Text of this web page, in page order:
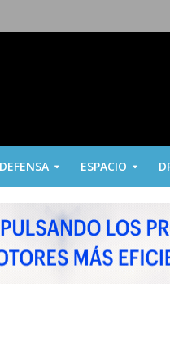
DEFENSA ESPACIO